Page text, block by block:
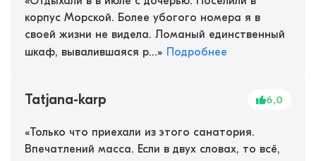
корпус Морской. Более убогого номера я в
своей жизни не видела. Ломаный единственный
шкаф, вывалившаяся р...» Подробнее
Tatjana-karp 6,0
«Только что приехали из этого санатория.
Впечатлений масса. Если в двух словах, то всё,